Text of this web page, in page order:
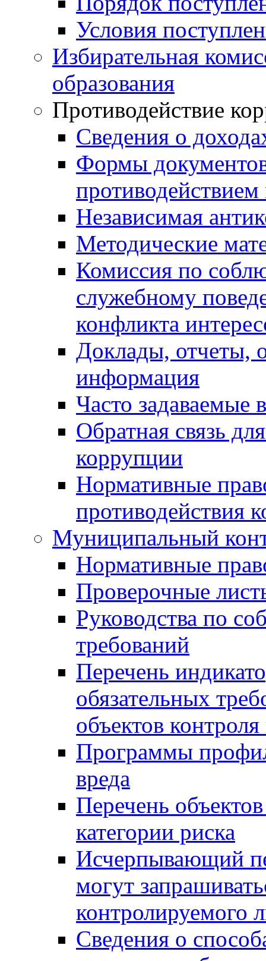
Условия
Избирательная
образования
Противодействие
Сведения о
Формы
Независимая
Методические
Комиссия по
служебному
конфликта
Доклады, отчеты,
информация
Часто задаваемые
Обратная связь
коррупции
Нормативные
противодействия
Муниципальный
Нормативные
Проверочные
Руководства по
требований
Перечень
обязательных
объектов
Программы
вреда
Перечень
категории риска
Исчерпывающий
могут
контролируемого
Сведения о